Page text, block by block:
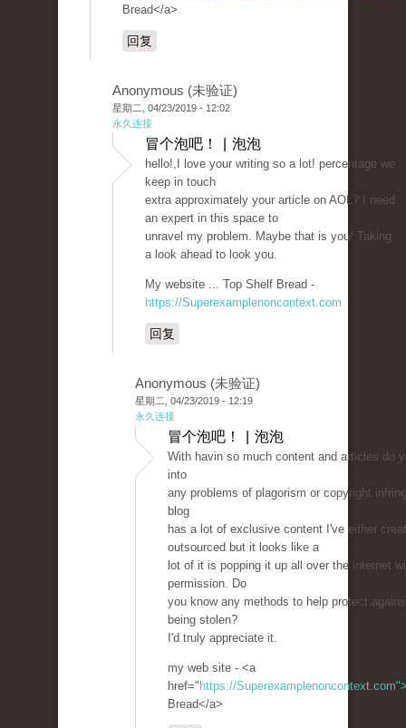
Bread</a>
回复
Anonymous (未验证)
星期二, 04/23/2019 - 12:02
永久连接
冒个泡吧！ | 泡泡
hello!,I love your writing so a lot! percentage we
keep in touch
extra approximately your article on AOL? I need
an expert in this space to
unravel my problem. Maybe that is you! Taking
a look ahead to look you.
My website ... Top Shelf Bread -
https://Superexamplenoncontext.com
回复
Anonymous (未验证)
星期二, 04/23/2019 - 12:19
永久连接
冒个泡吧！ | 泡泡
With havin so much content and articles do
into
any problems of plagorism or copyright
blog
has a lot of exclusive content I've either
outsourced but it looks like a
lot of it is popping it up all over the internet
permission. Do
you know any methods to help protect
being stolen?
I'd truly appreciate it.
my web site - <a
href=" https://
Bread</a>